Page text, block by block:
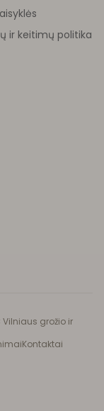
ir keitimų politika
grožio ir
Kontaktai